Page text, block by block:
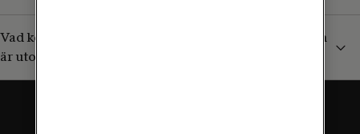
Vad kostar det att ringa till en svensk mobil (+46) som
är utomlands?